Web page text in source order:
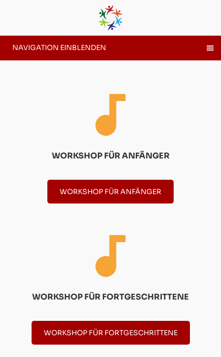
NAVIGATION EINBLENDEN
WORKSHOP FÜR ANFÄNGER
WORKSHOP FÜR ANFÄNGER
WORKSHOP FÜR FORTGESCHRITTENE
WORKSHOP FÜR FORTGESCHRITTENE